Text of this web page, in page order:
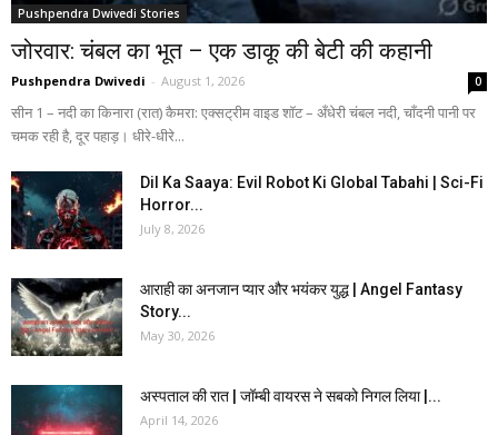
Pushpendra Dwivedi Stories
जोरवार: चंबल का भूत – एक डाकू की बेटी की कहानी
Pushpendra Dwivedi - August 1, 2026 0
सीन 1 – नदी का किनारा (रात) कैमरा: एक्सट्रीम वाइड शॉट – अँधेरी चंबल नदी, चाँदनी पानी पर
चमक रही है, दूर पहाड़। धीरे-धीरे...
Dil Ka Saaya: Evil Robot Ki Global Tabahi | Sci-Fi
Horror...
July 8, 2026
आराही का अनजान प्यार और भयंकर युद्ध | Angel Fantasy
Story...
May 30, 2026
अस्पताल की रात | जॉम्बी वायरस ने सबको निगल लिया |...
April 14, 2026